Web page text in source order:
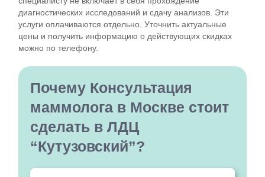
диагностических исследований и сдачу анализов. Эти
услуги оплачиваются отдельно. Уточнить актуальные
цены и получить информацию о действующих скидках
можно по телефону.
Почему Консультация
маммолога в Москве стоит
сделать в ЛДЦ
“Кутузовский”?